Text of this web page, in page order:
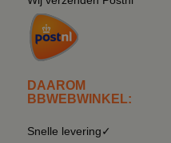
DAAROM
BBWEBWINKEL:
Snelle levering✓